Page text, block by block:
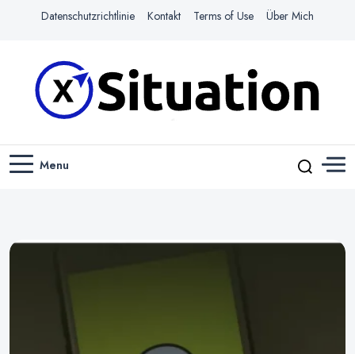
Datenschutzrichtlinie Kontakt Terms of Use Über Mich
X-SITUATION
Menu